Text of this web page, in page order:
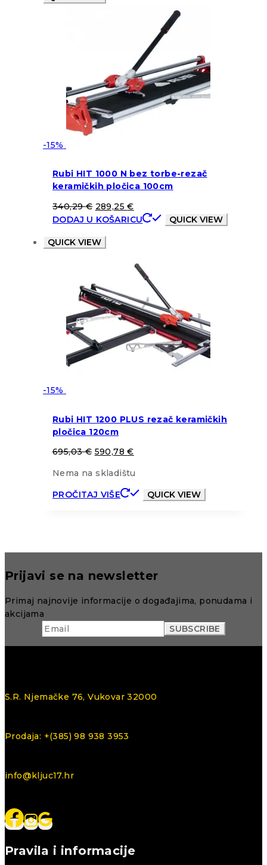
-15%
Rubi HIT 1000 N bez torbe-rezač
keramičkih pločica 100cm
340,29€ 289,25€
DODAJ U KOŠARICU
QUICK VIEW
QUICK VIEW
-15%
Rubi HIT 1200 PLUS rezač keramičkih
pločica 120cm
695,03€ 590,78€
Nema na skladištu
PROČITAJ VIŠE
QUICK VIEW
Prijavi se na newsletter
Primaj najnovije informacije o događajima, ponudama i
akcijama
S.R. Njemačke 76, Vukovar 32000
Prodaja: +(385) 98 938 3953
info@kljuc17.hr
Pravila i informacije